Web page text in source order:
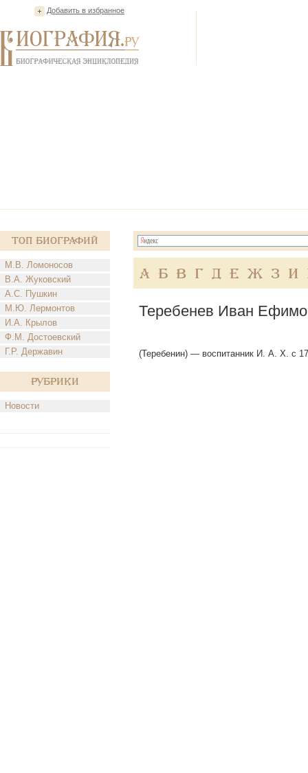
Добавить в избранное
Топ Биографий
М.В. Ломоносов
В.А. Жуковский
А.С. Пушкин
М.Ю. Лермонтов
И.А. Крылов
Ф.М. Достоевский
Г.Р. Державин
Рубрики
Новости
А Б В Г Д Е Ж З И
Теребенев Иван
(Теребенин) — воспитанник И. А. X. с